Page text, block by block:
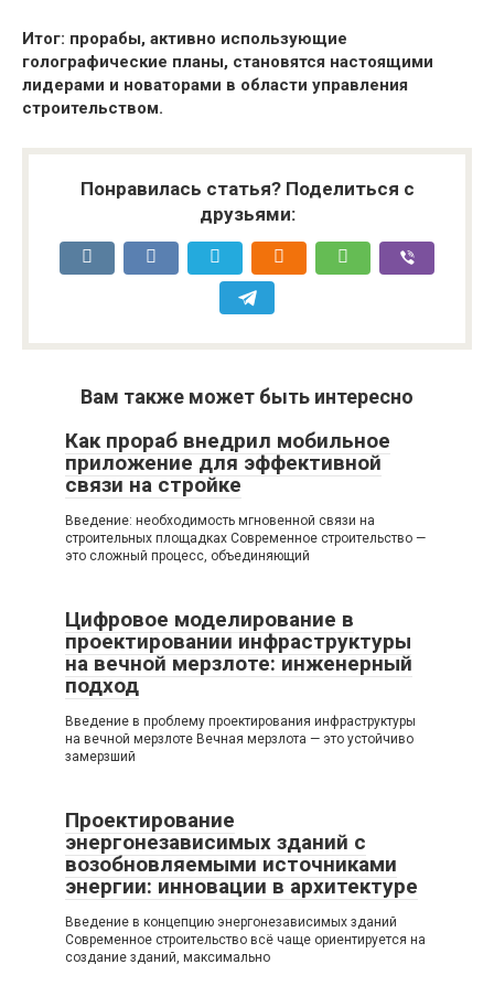
Итог: прорабы, активно использующие
голографические планы, становятся настоящими
лидерами и новаторами в области управления
строительством.
Понравилась статья? Поделиться с
друзьями:
Вам также может быть интересно
Как прораб внедрил мобильное
приложение для эффективной
связи на стройке
Введение: необходимость мгновенной связи на
строительных площадках Современное строительство —
это сложный процесс, объединяющий
Цифровое моделирование в
проектировании инфраструктуры
на вечной мерзлоте: инженерный
подход
Введение в проблему проектирования инфраструктуры
на вечной мерзлоте Вечная мерзлота — это устойчиво
замерзший
Проектирование
энергонезависимых зданий с
возобновляемыми источниками
энергии: инновации в архитектуре
Введение в концепцию энергонезависимых зданий
Современное строительство всё чаще ориентируется на
создание зданий, максимально